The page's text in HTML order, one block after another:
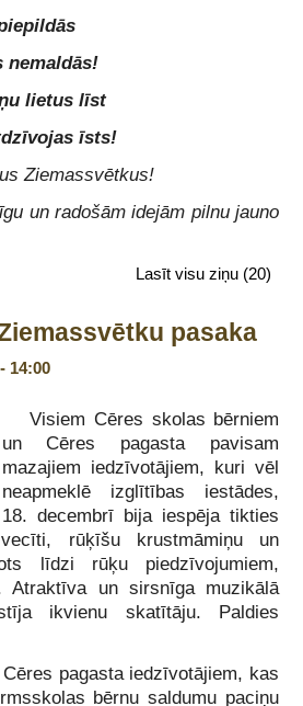
nemaldās!
lietus līst
īsts!
Ziemassvētkus!
un radošām idejām pilnu jauno
Lasīt visu ziņu (20)
pasaka
14:00
Visiem Cēres skolas bērniem
un Cēres pagasta pavisam
mazajiem iedzīvotājiem, kuri vēl
neapmeklē izglītības iestādes,
18. decembrī bija iespēja tikties
rūķīšu krustmāmiņu un
līdzi rūķu piedzīvojumiem,
Atraktīva un sirsnīga muzikālā
ikvienu skatītāju. Paldies
pagasta iedzīvotājiem, kas
bērnu saldumu paciņu